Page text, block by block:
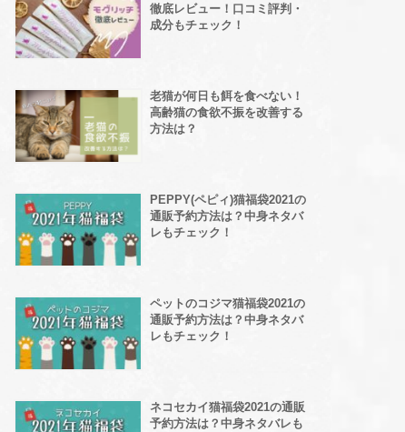
徹底レビュー！口コミ評判・
成分もチェック！
老猫が何日も餌を食べない！
高齢猫の食欲不振を改善する
方法は？
PEPPY(ペピィ)猫福袋2021の
通販予約方法は？中身ネタバ
レもチェック！
ペットのコジマ猫福袋2021の
通販予約方法は？中身ネタバ
レもチェック！
ネコセカイ猫福袋2021の通販
予約方法は？中身ネタバレも